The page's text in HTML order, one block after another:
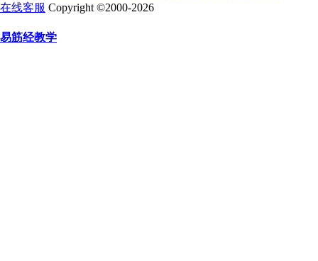
在线客服 Copyright ©2000-2026
易筋经教学